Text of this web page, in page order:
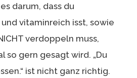
darum, dass du
vitaminreich isst, sowie
verdoppeln muss,
so gern gesagt wird. „Du
ist nicht ganz richtig.